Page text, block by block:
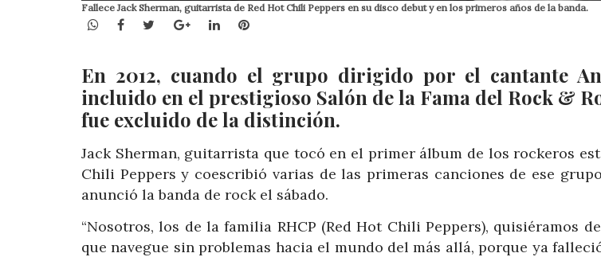
Fallece Jack Sherman, guitarrista de Red Hot Chili Peppers en su disco debut y en los primeros años de la banda.
WhatsApp
Facebook
TwitterGoogle+LinkedInPinterest
En 2012, cuando el grupo dirigido por el cantante
incluido en el prestigioso Salón de la Fama del Rock &
fue excluido de la distinción.
Jack Sherman, guitarrista que tocó en el primer álbum de los rockeros
Chili Peppers y coescribió varias de las primeras canciones de ese
anunció la banda de rock el sábado.
“Nosotros, los de la familia RHCP (Red Hot Chili Peppers), quisiéramos
que navegue sin problemas hacia el mundo del más allá, porque ya